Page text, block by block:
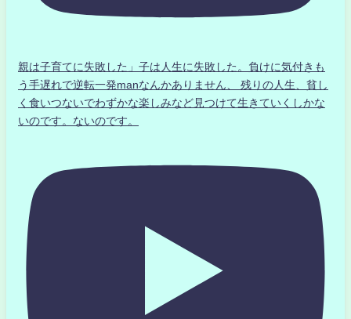
親は子育てに失敗した」子は人生に失敗した。負けに気付きも
う手遅れで逆転一発manなんかありません、 残りの人生、貧し
く食いつないでわずかな楽しみなど見つけて生きていくしかな
いのです。ないのです。